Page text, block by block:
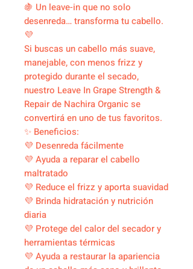
🍇 Un leave-in que no solo
desenreda… transforma tu cabello.
💜
Si buscas un cabello más suave,
manejable, con menos frizz y
protegido durante el secado,
nuestro Leave In Grape Strength &
Repair de Nachira Organic se
convertirá en uno de tus favoritos.
✨ Beneficios:
💜 Desenreda fácilmente
💜 Ayuda a reparar el cabello
maltratado
💜 Reduce el frizz y aporta suavidad
💜 Brinda hidratación y nutrición
diaria
💜 Protege del calor del secador y
herramientas térmicas
💜 Ayuda a restaurar la apariencia